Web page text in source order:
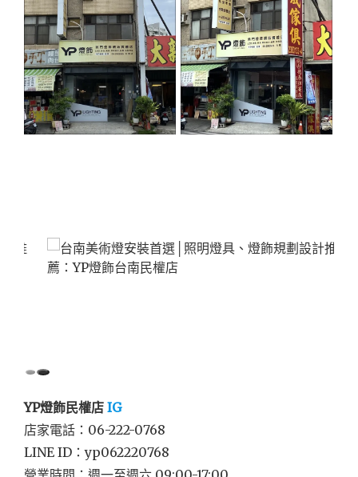
YP燈飾民權店 IG
店家電話：06-222-0768
LINE ID：yp062220768